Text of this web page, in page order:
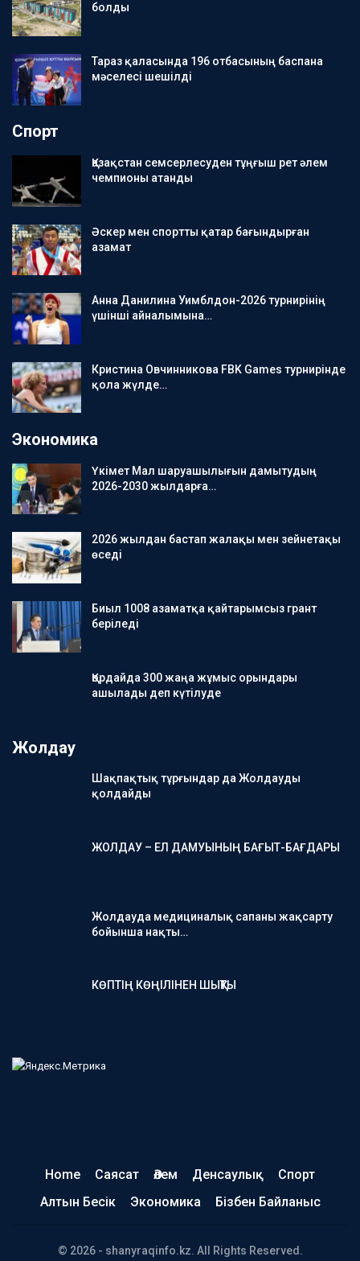
болды
Тараз қаласында 196 отбасының баспана
мәселесі шешілді
Спорт
Қазақстан семсерлесуден тұңғыш рет әлем
чемпионы атанды
Әскер мен спортты қатар бағындырған
азамат
Анна Данилина Уимблдон-2026 турнирінің
үшінші айналымына…
Кристина Овчинникова FBK Games турнирінде
қола жүлде…
Экономика
Үкімет Мал шаруашылығын дамытудың
2026-2030 жылдарға…
2026 жылдан бастап жалақы мен зейнетақы
өседі
Биыл 1008 азаматқа қайтарымсыз грант
беріледі
Қордайда 300 жаңа жұмыс орындары
ашылады деп күтілуде
Жолдау
Шақпақтық тұрғындар да Жолдауды
қолдайды
ЖОЛДАУ – ЕЛ ДАМУЫНЫҢ БАҒЫТ-БАҒДАРЫ
Жолдауда медициналық сапаны жақсарту
бойынша нақты…
КӨПТІҢ КӨҢІЛІНЕН ШЫҚТЫ
Home Саясат Әлем Денсаулық
Спорт
Алтын Бесік
Экономика Бізбен Байланыс
© 2026 - shanyraqinfo.kz. All Rights Reserved.